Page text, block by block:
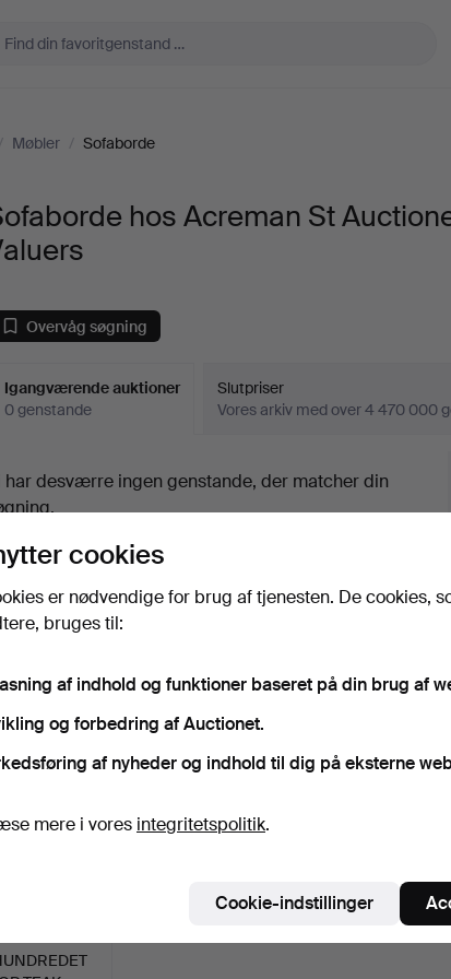
/ Møbler / Sofaborde
hos Acreman St
Overvåg søgning
Igangværende auktioner
0 genstande
Slutpriser
Vores arkiv med over 4 470 000
har desværre ingen genstande, der matcher din
på“Overvåg søgning”
der matcher din søgning
cookies
er nødvendige for brug af tjenesten. De cookies,
bruges til:
af indhold og funktioner baseret på din brug af
og forbedring af Auctionet.
af nyheder og indhold til dig på eksterne
mere i vores integritetspolitik.
Cookie-indstillinger